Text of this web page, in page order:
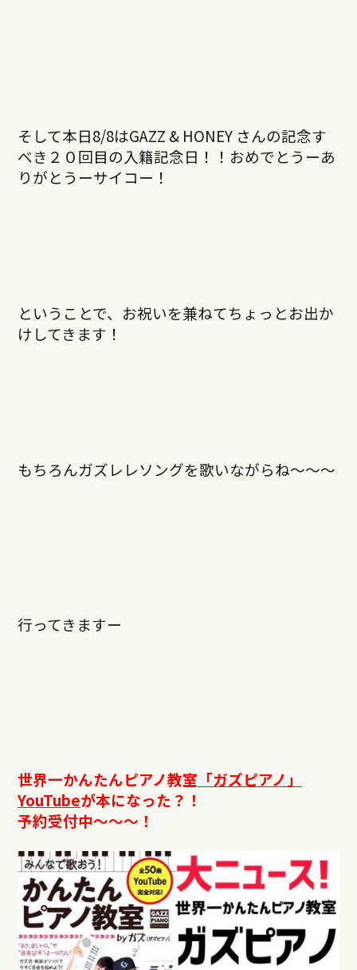
そして本日8/8はGAZZ & HONEY さんの記念す
べき２０回目の入籍記念日！！おめでとうーあ
りがとうーサイコー！
ということで、お祝いを兼ねてちょっとお出か
けしてきます！
もちろんガズレレソングを歌いながらね〜〜〜
行ってきますー
世界一かんたんピアノ教室 「ガズピアノ」
YouTubeが本になった？！
予約受付中〜〜〜！